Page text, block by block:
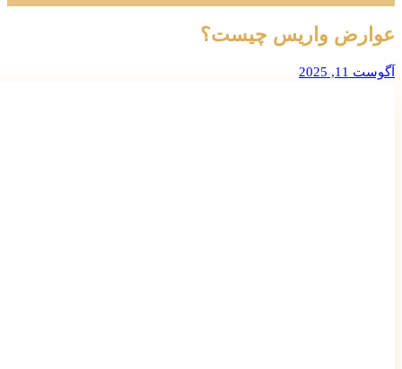
عوارض واریس چیست؟
آگوست 11, 2025